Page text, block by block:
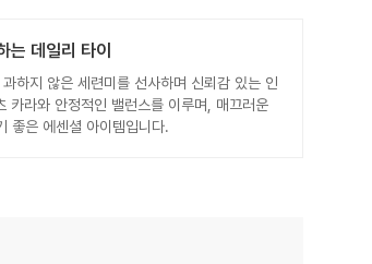
데일리 타이
하지 않은 세련미를 선사하며 신뢰감 있는 인
라와 안정적인 밸런스를 이루며, 매끄러운
좋은 에센셜 아이템입니다.